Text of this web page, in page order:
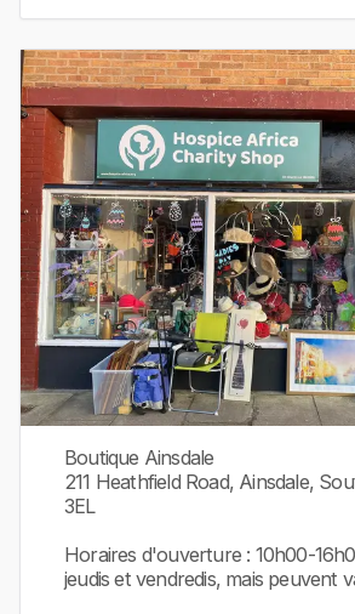
Boutique Ainsdale
211 Heathfield Road, Ainsdale,
3EL
Horaires d'ouverture : 10h00-
jeudis et vendredis, mais peuvent